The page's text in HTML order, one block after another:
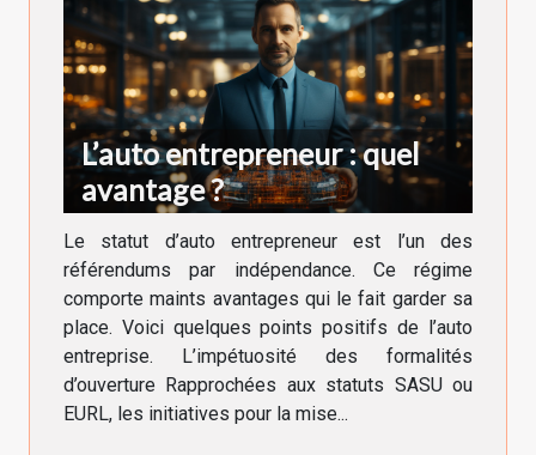
L’auto entrepreneur : quel
avantage ?
Le statut d’auto entrepreneur est l’un des
référendums par indépendance. Ce régime
comporte maints avantages qui le fait garder sa
place. Voici quelques points positifs de l’auto
entreprise. L’impétuosité des formalités
d’ouverture Rapprochées aux statuts SASU ou
EURL, les initiatives pour la mise...